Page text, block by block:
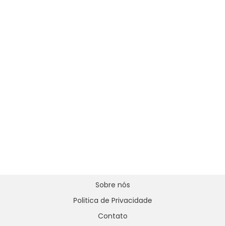
Sobre nós
Politica de Privacidade
Contato